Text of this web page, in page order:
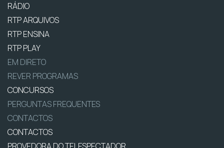
RÁDIO
RTP ARQUIVOS
RTP ENSINA
RTP PLAY
EM DIRETO
REVER PROGRAMAS
CONCURSOS
PERGUNTAS FREQUENTES
CONTACTOS
CONTACTOS